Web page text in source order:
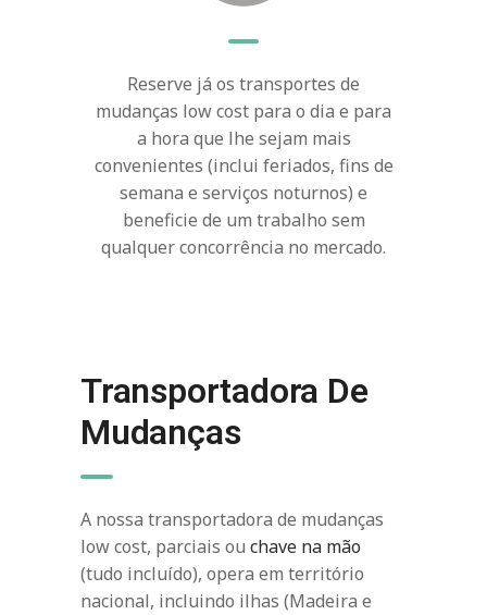
Reserve já os transportes de
mudanças low cost para o dia e para
a hora que lhe sejam mais
convenientes (inclui feriados, fins de
semana e serviços noturnos) e
beneficie de um trabalho sem
qualquer concorrência no mercado.
Transportadora De
Mudanças
A nossa transportadora de mudanças
low cost, parciais ou chave na mão
(tudo incluído), opera em território
nacional, incluindo ilhas (Madeira e